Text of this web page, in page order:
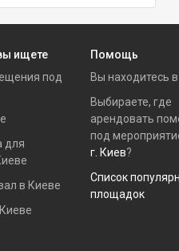
ищете
под
для
в Киеве
Помощь
Вы находитесь в
Выбираете, где
арендовать
под
г. Киев?
Список
площадок